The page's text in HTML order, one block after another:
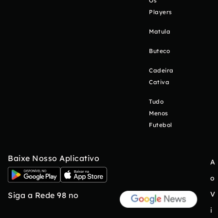
Players
Matula
Buteco
Cadeira
Cativa
Tudo
Menos
Futebol
Baixe Nosso Aplicativo
Siga a Rede 98 no
A
o
V
i